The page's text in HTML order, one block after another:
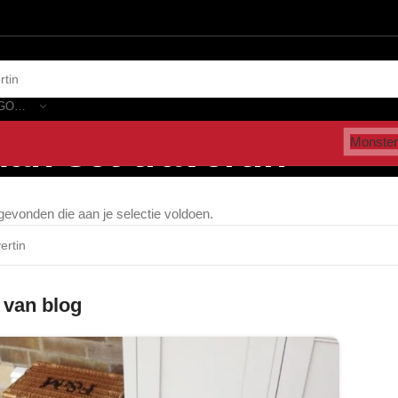
set travertin”
die aan je selectie voldoen.
blog